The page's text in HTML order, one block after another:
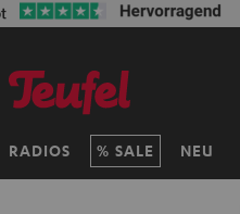
RADIOS SALE NEU